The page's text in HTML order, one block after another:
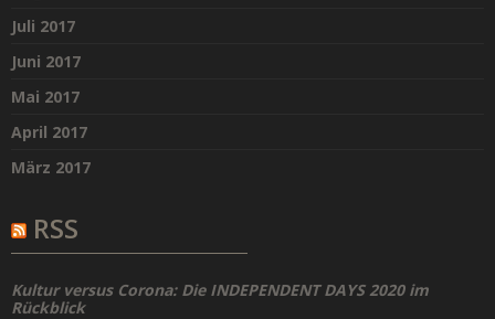
Juli 2017
Juni 2017
Mai 2017
April 2017
März 2017
RSS
Kultur versus Corona: Die INDEPENDENT DAYS 2020 im
Rückblick